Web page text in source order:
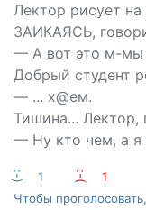
Лектор рисует
ЗАИКАЯСЬ,
— А вот это м-мы
Добрый студент
— ... х@ем.
Тишина... Лектор,
— Ну кто чем, а я
:-) 1 :-(
1
Чтобы